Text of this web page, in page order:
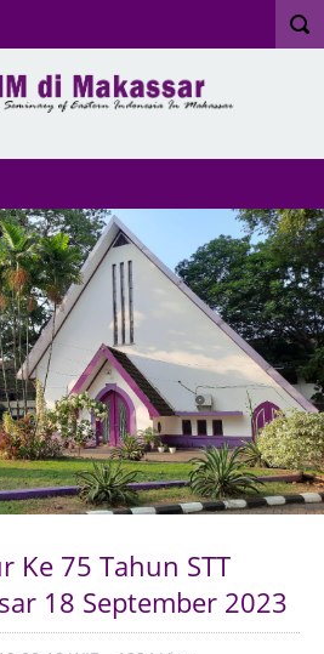
Ke 75 Tahun STT
18 September 2023